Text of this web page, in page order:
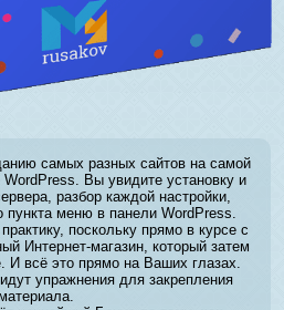
самых разных сайтов на самой
Вы увидите установку и
разбор каждой настройки,
пункта меню в панели WordPress.
поскольку прямо в курсе с
Интернет-магазин, который затем
И всё это прямо на Ваших глазах.
упражнения для закрепления
материала.